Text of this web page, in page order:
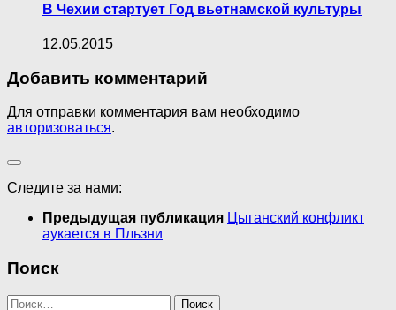
В Чехии стартует Год вьетнамской культуры
12.05.2015
Добавить комментарий
Для отправки комментария вам необходимо
авторизоваться.
Следите за нами:
Предыдущая публикация Цыганский конфликт
аукается в Пльзни
Поиск
Найти: